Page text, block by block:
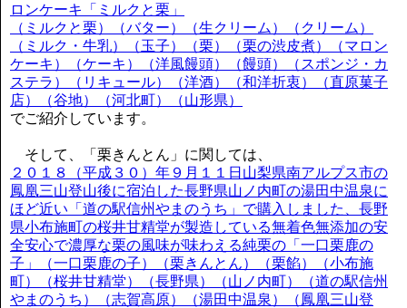
ロンケーキ「ミルクと栗」
（ミルクと栗）（バター）（生クリーム）（クリーム）
（ミルク・牛乳）（玉子）（栗）（栗の渋皮煮）（マロン
ケーキ）（ケーキ）（洋風饅頭）（饅頭）（スポンジ・カ
ステラ）（リキュール）（洋酒）（和洋折衷）（直原菓子
店）（谷地）（河北町）（山形県）
でご紹介しています。
そして、「栗きんとん」に関しては、
２０１８（平成３０）年９月１１日山梨県南アルプス市の
鳳凰三山登山後に宿泊した長野県山ノ内町の湯田中温泉に
ほど近い「道の駅信州やまのうち」で購入しました、長野
県小布施町の桜井甘精堂が製造している無着色無添加の安
全安心で濃厚な栗の風味が味わえる純栗の「一口栗鹿の
子」（一口栗鹿の子）（栗きんとん）（栗餡）（小布施
町）（桜井甘精堂）（長野県）（山ノ内町）（道の駅信州
やまのうち）（志賀高原）（湯田中温泉）（鳳凰三山登